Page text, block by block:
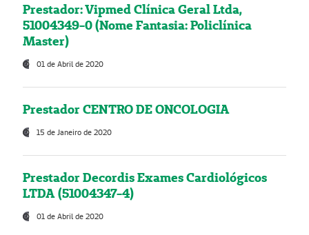
Prestador: Vipmed Clínica Geral Ltda,
51004349-0 (Nome Fantasia: Policlínica
Master)
01 de Abril de 2020
Prestador CENTRO DE ONCOLOGIA
15 de Janeiro de 2020
Prestador Decordis Exames Cardiológicos
LTDA (51004347-4)
01 de Abril de 2020